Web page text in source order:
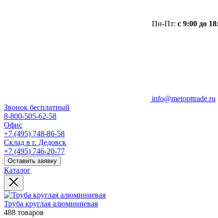
Пн-Пт: с 9:00 до
info@metopttrade.ru
Звонок бесплатный
8-800-505-62-58
Офис
+7 (495) 748-86-58
Склад в г. Дедовск
+7 (495) 746-20-77
Оставить заявку
Каталог
Труба круглая алюминиевая
488 товаров